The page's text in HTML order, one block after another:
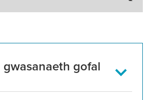
gwasanaeth gofal